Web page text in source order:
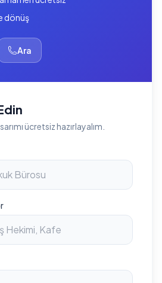
dönüş
Ara
ücretsiz hazırlayalım.